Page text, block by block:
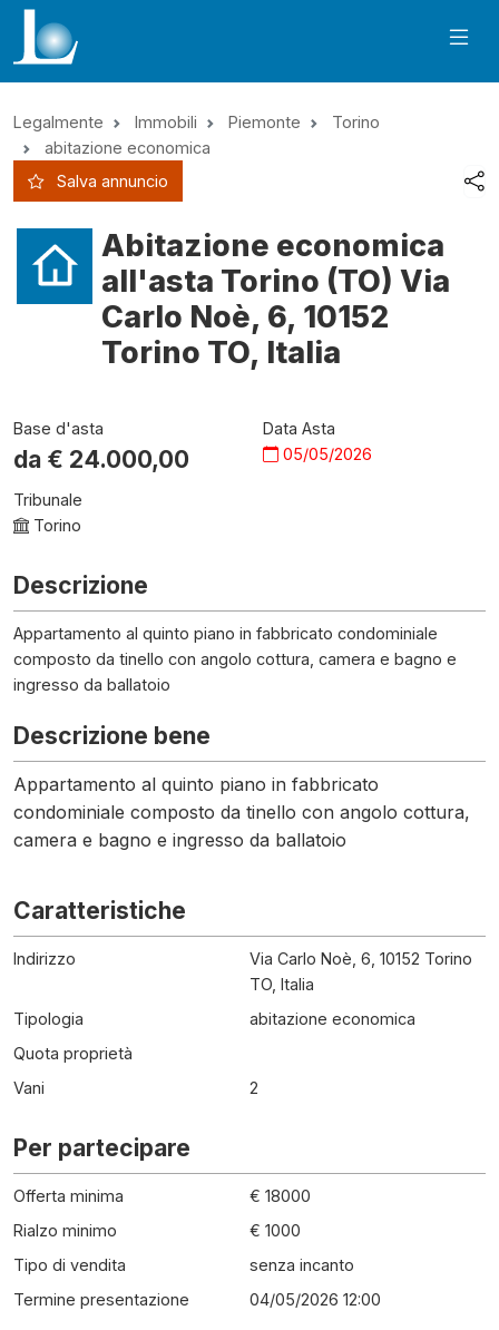
Legalmente Immobili Piemonte
Torino
abitazione economica
Salva annuncio
Abitazione economica
all'asta Torino (TO) Via
Carlo Noè, 6, 10152
Torino TO, Italia
Base d'asta
da € 24.000,00
Data Asta
05/05/2026
Tribunale
Torino
Descrizione
Appartamento al quinto piano in fabbricato condominiale
composto da tinello con angolo cottura, camera e bagno e
ingresso da ballatoio
Descrizione bene
Appartamento al quinto piano in fabbricato
condominiale composto da tinello con angolo cottura,
camera e bagno e ingresso da ballatoio
Caratteristiche
Indirizzo
Via Carlo Noè, 6, 10152 Torino
TO, Italia
Tipologia
abitazione economica
Quota proprietà
Vani
2
Per partecipare
Offerta minima
€ 18000
Rialzo minimo
€ 1000
Tipo di vendita
senza incanto
Termine presentazione
04/05/2026 12:00